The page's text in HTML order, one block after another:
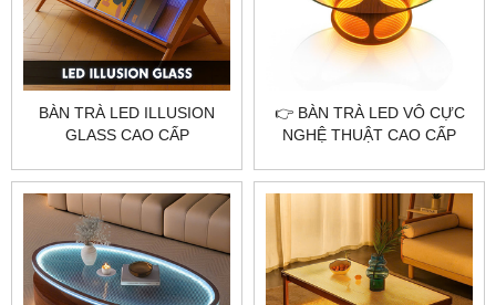
BÀN TRÀ LED ILLUSION
GLASS CAO CẤP
ÁNH SÁNG ẢO GIÁC HIỆN
ĐẠI
👉 BÀN TRÀ LED VÔ CỰC
NGHỆ THUẬT CAO CẤP